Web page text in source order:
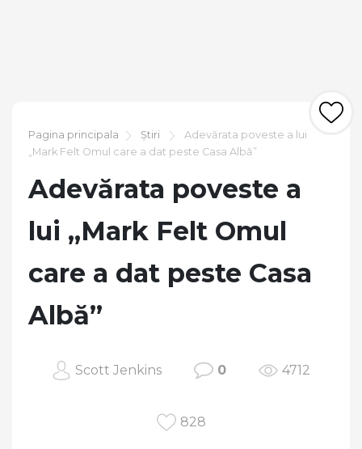
Pagina principala Știri
Adevărata poveste a lui
„Mark Felt Omul care a dat peste Casa Albă”
Adevărata poveste a
lui „Mark Felt Omul
care a dat peste Casa
Albă”
Scott Jenkins 0 4712
828